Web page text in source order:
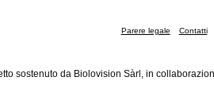
Parere legale Contatti
sostenuto da Biolovision Sàrl, in